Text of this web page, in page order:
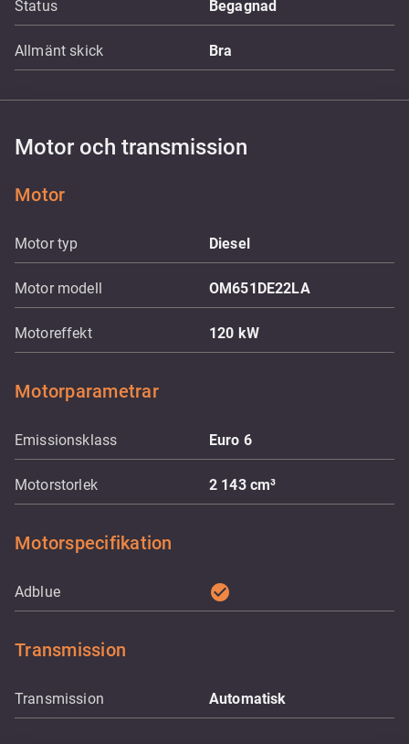
Status Begagnad
Allmänt skick Bra
Motor och transmission
Motor
Motor typ Diesel
Motor modell OM651DE22LA
Motoreffekt 120 kW
Motorparametrar
Emissionsklass Euro 6
Motorstorlek 2 143 cm³
Motorspecifikation
Adblue check_circle
Transmission
Transmission Automatisk